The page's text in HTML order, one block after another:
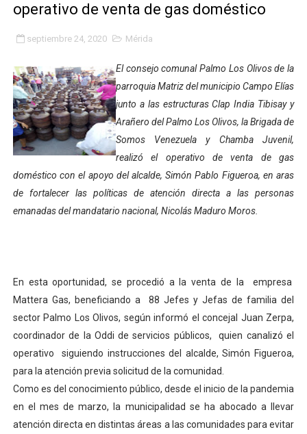
Fortalecen formación académica de médicos en
Campo Elías consolida plan de bacheo en el sector La
Fundecem inició con éxito el taller vacacional de
El Lactario del Iahula celebra la Semana Mundial de la
Plan Vacacional "Venezuela Ríe 2026" brinda
Iniciación al yoga reúne a diversos clubes deportivos
Gobernación de Mérida realizó jornada socialista en
Inicia el Plan Cultura Vacacional 2026 en el estado
Ibime inició tradicional plan vacacional Aventuras en
Merideños disfrutarán del Plan Agosto Escuelas
Recreación y formación fortalecen la integración
operativo de venta de gas doméstico
septiembre 24, 2020 Mérida
El consejo comunal Palmo Los Olivos de la
parroquia Matriz del municipio Campo Elías
junto a las estructuras Clap India Tibisay y
Arañero del Palmo Los Olivos, la Brigada de
Somos Venezuela y Chamba Juvenil,
realizó el operativo de venta de gas
doméstico con el apoyo del alcalde, Simón Pablo Figueroa, en aras
de fortalecer las políticas de atención directa a las personas
emanadas del mandatario nacional, Nicolás Maduro Moros.
En esta oportunidad, se procedió a la venta de la empresa
Mattera Gas, beneficiando a 88 Jefes y Jefas de familia del
sector Palmo Los Olivos, según informó el concejal Juan Zerpa,
coordinador de la Oddi de servicios públicos, quien canalizó el
operativo siguiendo instrucciones del alcalde, Simón Figueroa,
para la atención previa solicitud de la comunidad.
Como es del conocimiento público, desde el inicio de la pandemia
en el mes de marzo, la municipalidad se ha abocado a llevar
atención directa en distintas áreas a las comunidades para evitar